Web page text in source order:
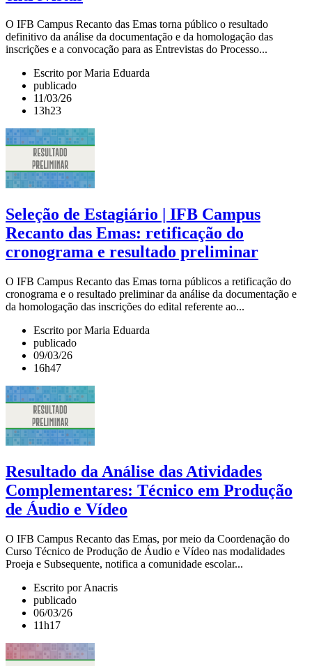
O IFB Campus Recanto das Emas torna público o resultado
definitivo da análise da documentação e da homologação das
inscrições e a convocação para as Entrevistas do Processo...
Escrito por Maria Eduarda
publicado
11/03/26
13h23
Seleção de Estagiário | IFB Campus
Recanto das Emas: retificação do
cronograma e resultado preliminar
O IFB Campus Recanto das Emas torna públicos a retificação do
cronograma e o resultado preliminar da análise da documentação e
da homologação das inscrições do edital referente ao...
Escrito por Maria Eduarda
publicado
09/03/26
16h47
Resultado da Análise das Atividades
Complementares: Técnico em Produção
de Áudio e Vídeo
O IFB Campus Recanto das Emas, por meio da Coordenação do
Curso Técnico de Produção de Áudio e Vídeo nas modalidades
Proeja e Subsequente, notifica a comunidade escolar...
Escrito por Anacris
publicado
06/03/26
11h17